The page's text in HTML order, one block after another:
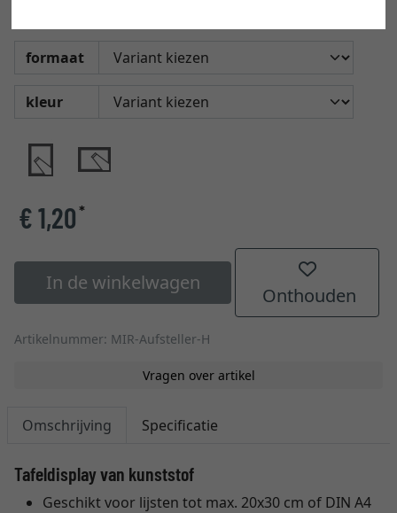
formaat
kleur
€ 1,20*
In de winkelwagen
Onthouden
Artikelnummer: MIR-Aufsteller-H
Vragen over artikel
Omschrijving Specificatie
Tafeldisplay van kunststof
Geschikt voor lijsten tot max. 20x30 cm of DIN A4